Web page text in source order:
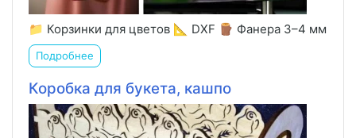
📁 Корзинки для цветов 📐 DXF 🪵 Фанера 3–4 мм
Подробнее
Коробка для букета, кашпо